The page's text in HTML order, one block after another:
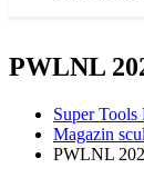
PWLNL
Super Tools
Magazin
PWLNL